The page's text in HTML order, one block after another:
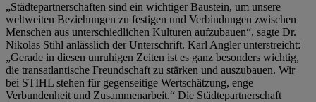
„Städtepartnerschaften sind ein wichtiger Baustein, um unsere
weltweiten Beziehungen zu festigen und Verbindungen zwischen
Menschen aus unterschiedlichen Kulturen aufzubauen“, sagte Dr.
Nikolas Stihl anlässlich der Unterschrift. Karl Angler unterstreicht:
„Gerade in diesen unruhigen Zeiten ist es ganz besonders wichtig,
die transatlantische Freundschaft zu stärken und auszubauen. Wir
bei STIHL stehen für gegenseitige Wertschätzung, enge
Verbundenheit und Zusammenarbeit.“ Die Städtepartnerschaft